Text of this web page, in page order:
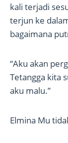
kali terjadi
terjun ke
bagaimana
“Aku akan
Tetangga kita
aku malu.”
Elmina Mu